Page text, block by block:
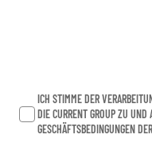
ICH STIMME DER
DIE CURRENT GROUP ZU
GESCHÄFTSBEDINGUNGEN